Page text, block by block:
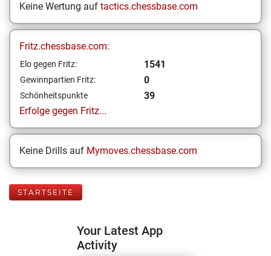
Keine Wertung auf tactics.chessbase.com
Fritz.chessbase.com:
Elo gegen Fritz: 1541
Gewinnpartien Fritz: 0
Schönheitspunkte
39
Erfolge gegen Fritz...
Keine Drills auf Mymoves.chessbase.com
STARTSEITE
Your Latest App
Activity